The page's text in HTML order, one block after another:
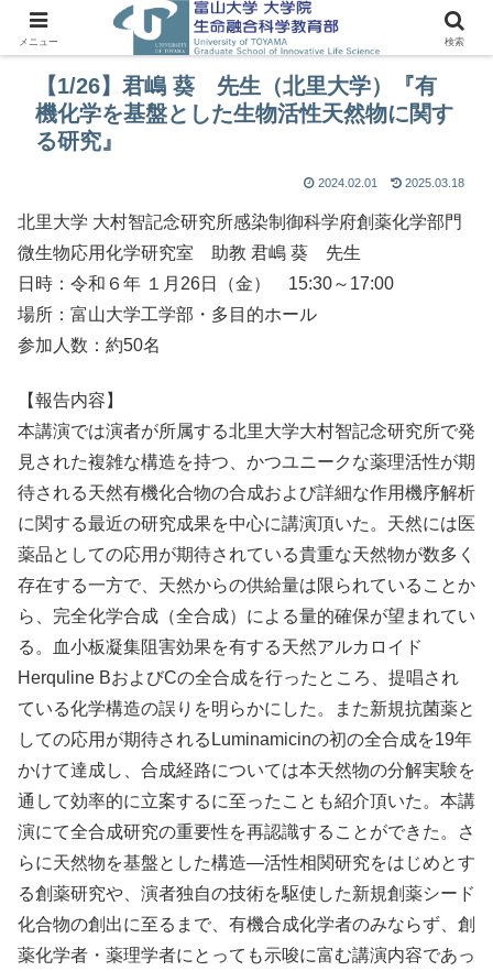
【1/26】君嶋 葵 先生（北里大学）『有
機化学を基盤とした生物活性天然物に関す
る研究』
2024.02.01 2025.03.18
北里大学 大村智記念研究所感染制御科学府創薬化学部門
微生物応用化学研究室 助教 君嶋 葵 先生
日時：令和６年 １月26日（金） 15:30～17:00
場所：富山大学工学部・多目的ホール
参加人数：約50名
【報告内容】
本講演では演者が所属する北里大学大村智記念研究所で発
見された複雑な構造を持つ、かつユニークな薬理活性が期
待される天然有機化合物の合成および詳細な作用機序解析
に関する最近の研究成果を中心に講演頂いた。天然には医
薬品としての応用が期待されている貴重な天然物が数多く
存在する一方で、天然からの供給量は限られていることか
ら、完全化学合成（全合成）による量的確保が望まれてい
る。血小板凝集阻害効果を有する天然アルカロイド
Herquline BおよびCの全合成を行ったところ、提唱され
ている化学構造の誤りを明らかにした。また新規抗菌薬と
しての応用が期待されるLuminamicinの初の全合成を19年
かけて達成し、合成経路については本天然物の分解実験を
通して効率的に立案するに至ったことも紹介頂いた。本講
演にて全合成研究の重要性を再認識することができた。さ
らに天然物を基盤とした構造―活性相関研究をはじめとす
る創薬研究や、演者独自の技術を駆使した新規創薬シード
化合物の創出に至るまで、有機合成化学者のみならず、創
薬化学者・薬理学者にとっても示唆に富む講演内容であっ
メニュー 検索